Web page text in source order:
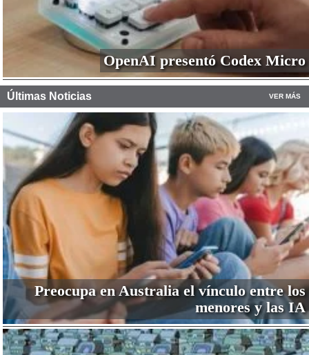
OpenAI presentó Codex Micro
Últimas Noticias VER MÁS
Preocupa en Australia el vínculo entre los
menores y las IA